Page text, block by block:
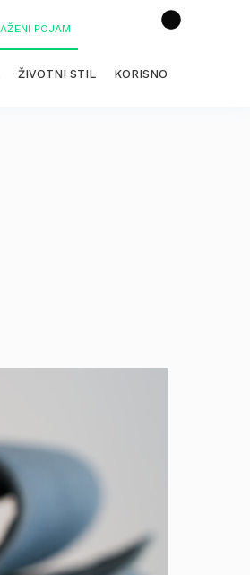
ŽIVOTNI STIL KORISNO